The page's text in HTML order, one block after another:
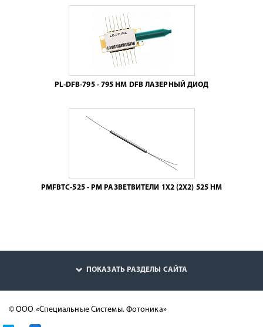
PL-DFB-795 - 795 НМ DFB ЛАЗЕРНЫЙ ДИОД
PMFBTC-525 - PM РАЗВЕТВИТЕЛИ 1X2 (2X2) 525 НМ
ПОКАЗАТЬ РАЗДЕЛЫ САЙТА
© ООО «Специальные Системы. Фотоника»